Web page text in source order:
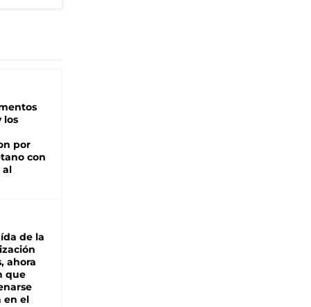
los
por
con
al
de la
ahora
que
en el